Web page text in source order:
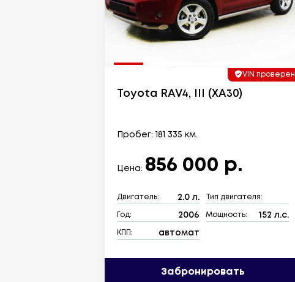
VIN проверен
Toyota RAV4, III (XA30)
Пробег: 181 335 км.
Цена: 856 000 р.
Двигатель: 2.0 л. Тип двигателя:
Год: 2006 Мощность: 152 л.с.
КПП: автомат
Забронировать